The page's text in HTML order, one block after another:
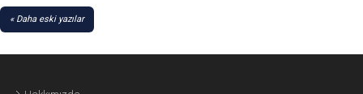
YAZI
Daha eski yazılar